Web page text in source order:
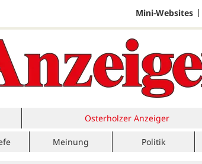
Mini-Websites
Osterholzer Anzeiger
Meinung Politik